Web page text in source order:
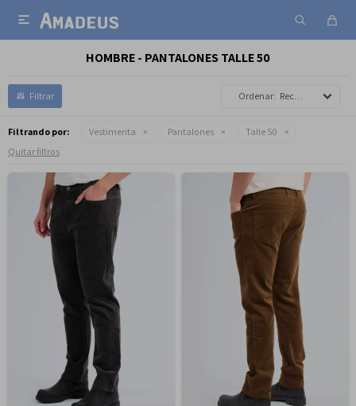

HOMBRE - PANTALONES TALLE 50
Recomendados
Filtrando por: Vestimenta Pantalones
Talle 50
Quitar filtros